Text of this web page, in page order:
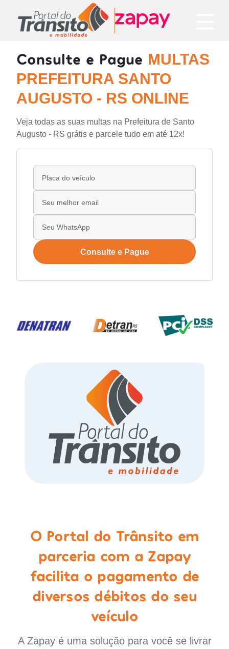
Consulte e Pague MULTAS
PREFEITURA SANTO
AUGUSTO - RS ONLINE
Veja todas as suas multas na Prefeitura de Santo
Augusto - RS grátis e parcele tudo em até 12x!
Consulte e Pague
O Portal do Trânsito em
parceria com a Zapay
facilita o pagamento de
diversos débitos do seu
veículo
A Zapay é uma solução para você se livrar